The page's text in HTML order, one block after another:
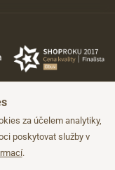
za účelem analytiky,
poskytovat služby v
.